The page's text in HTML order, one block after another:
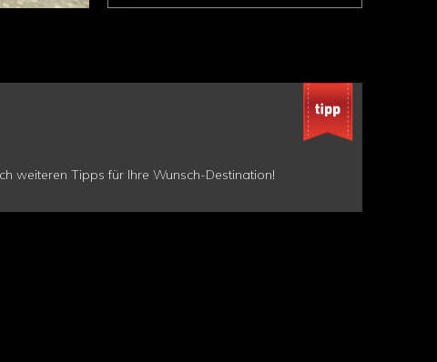
weiteren Tipps für Ihre Wunsch-Destination!